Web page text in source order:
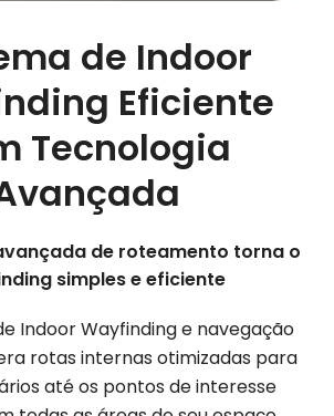
de Indoor
Eficiente
Tecnologia
de roteamento torna o
simples e eficiente
Indoor Wayfinding e navegação
rotas internas otimizadas para
até os pontos de interesse